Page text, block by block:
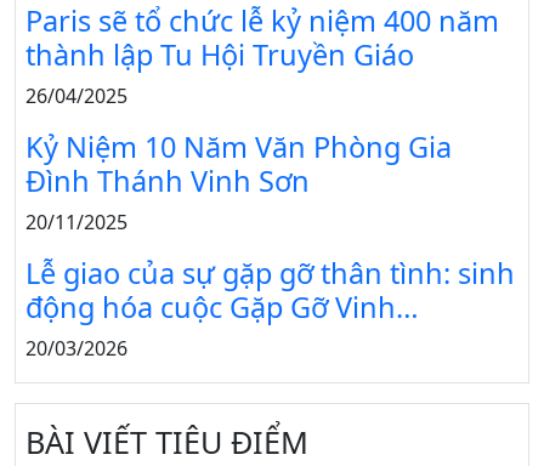
Paris sẽ tổ chức lễ kỷ niệm 400 năm
thành lập Tu Hội Truyền Giáo
26/04/2025
Kỷ Niệm 10 Năm Văn Phòng Gia
Đình Thánh Vinh Sơn
20/11/2025
Lễ giao của sự gặp gỡ thân tình: sinh
động hóa cuộc Gặp Gỡ Vinh…
20/03/2026
BÀI VIẾT TIÊU ĐIỂM